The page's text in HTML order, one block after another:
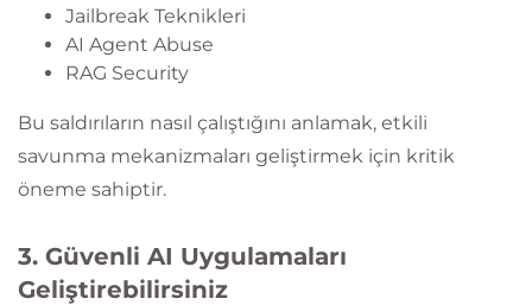
Jailbreak Teknikleri
AI Agent Abuse
RAG Security
Bu saldırıların nasıl çalıştığını anlamak, etkili
savunma mekanizmaları geliştirmek için kritik
öneme sahiptir.
3. Güvenli AI Uygulamaları
Geliştirebilirsiniz